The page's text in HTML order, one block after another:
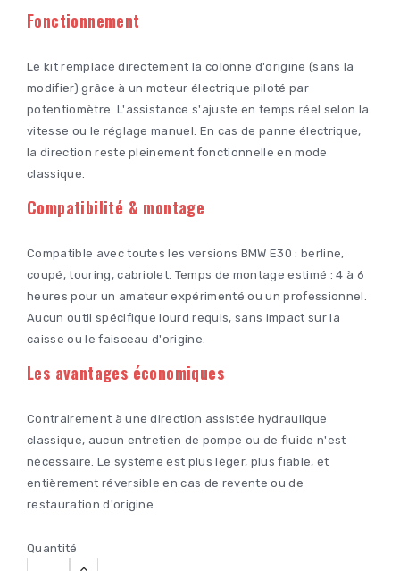
Fonctionnement
Le kit remplace directement la colonne d'origine (sans la
modifier) grâce à un moteur électrique piloté par
potentiomètre. L'assistance s'ajuste en temps réel selon la
vitesse ou le réglage manuel. En cas de panne électrique,
la direction reste pleinement fonctionnelle en mode
classique.
Compatibilité & montage
Compatible avec toutes les versions BMW E30 : berline,
coupé, touring, cabriolet. Temps de montage estimé : 4 à 6
heures pour un amateur expérimenté ou un professionnel.
Aucun outil spécifique lourd requis, sans impact sur la
caisse ou le faisceau d'origine.
Les avantages économiques
Contrairement à une direction assistée hydraulique
classique, aucun entretien de pompe ou de fluide n'est
nécessaire. Le système est plus léger, plus fiable, et
entièrement réversible en cas de revente ou de
restauration d'origine.
Quantité